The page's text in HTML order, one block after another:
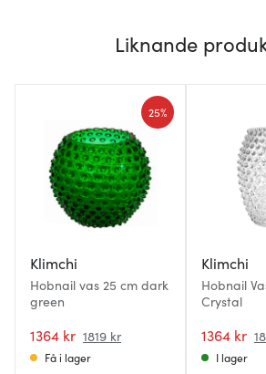
Liknande
Klimchi
Hobnail vas 25 cm dark
green
1364 kr 1819 kr
25%
Få i lager
Klimchi
Hobnail
Crystal
1364 kr
I lager